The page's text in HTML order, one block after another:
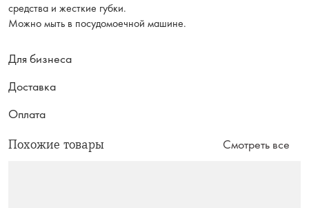
средства и жесткие губки.
Можно мыть в посудомоечной машине.
Для бизнеса
Доставка
Оплата
Похожие товары Смотреть все